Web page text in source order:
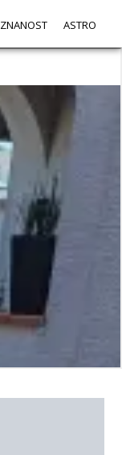
ZNANOST ASTRO